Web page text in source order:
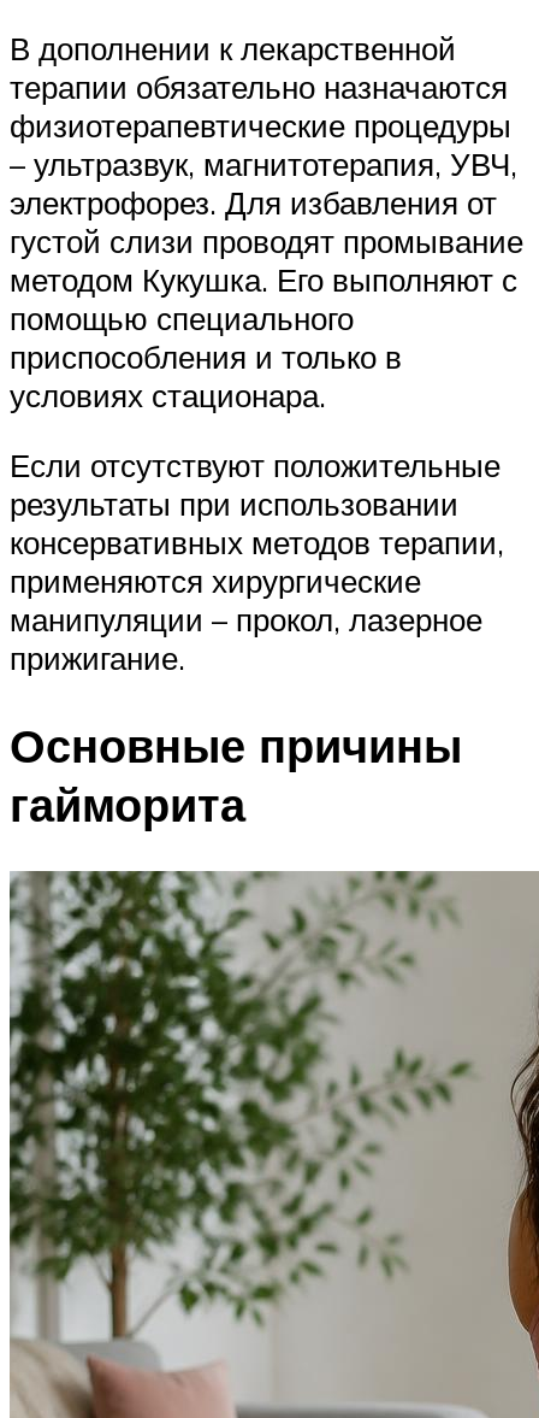
В дополнении к лекарственной
терапии обязательно назначаются
физиотерапевтические процедуры
– ультразвук, магнитотерапия, УВЧ,
электрофорез. Для избавления от
густой слизи проводят промывание
методом Кукушка. Его выполняют с
помощью специального
приспособления и только в
условиях стационара.
Если отсутствуют положительные
результаты при использовании
консервативных методов терапии,
применяются хирургические
манипуляции – прокол, лазерное
прижигание.
Основные причины
гайморита